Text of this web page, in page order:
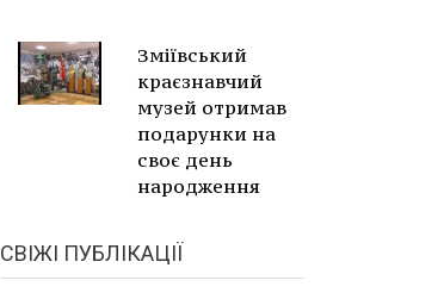
Зміївський
краєзнавчий
музей отримав
подарунки на
своє день
народження
СВІЖІ ПУБЛІКАЦІЇ